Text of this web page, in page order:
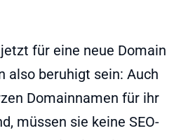
für eine neue Domain
also beruhigt sein: Auch
Domainnamen für ihr
müssen sie keine SEO-